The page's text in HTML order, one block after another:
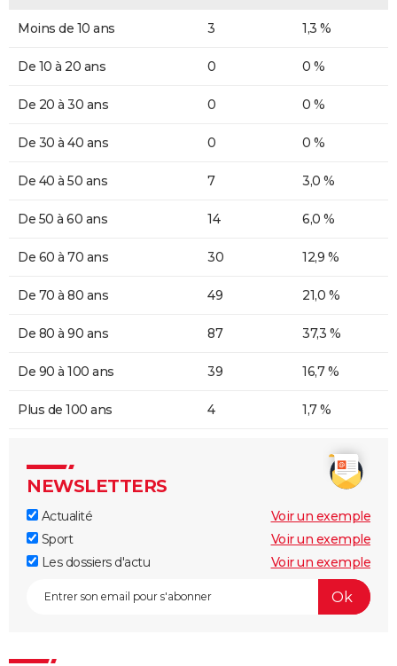
Moins de 10 ans 3 1,3 %
De 10 à 20 ans 0 0 %
De 20 à 30 ans 0 0 %
De 30 à 40 ans 0 0 %
De 40 à 50 ans 7 3,0 %
De 50 à 60 ans 14 6,0 %
De 60 à 70 ans 30 12,9 %
De 70 à 80 ans 49 21,0 %
De 80 à 90 ans 87 37,3 %
De 90 à 100 ans 39 16,7 %
Plus de 100 ans 4 1,7 %
NEWSLETTERS
Actualité
Voir un exemple
Sport
Voir un exemple
Les dossiers d'actu
Voir un exemple